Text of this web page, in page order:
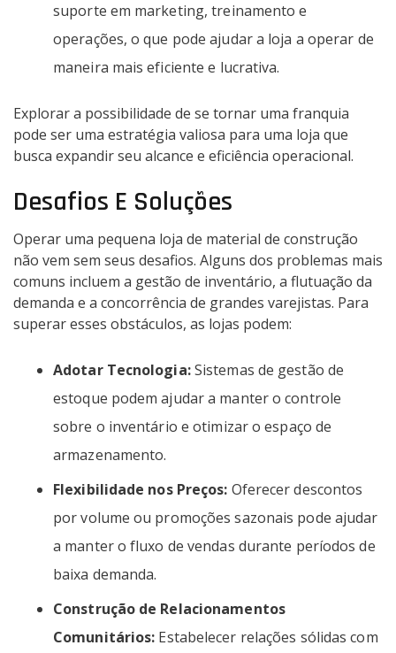
suporte em marketing, treinamento e
operações, o que pode ajudar a loja a operar de
maneira mais eficiente e lucrativa.
Explorar a possibilidade de se tornar uma franquia
pode ser uma estratégia valiosa para uma loja que
busca expandir seu alcance e eficiência operacional.
Desafios E Soluções
Operar uma pequena loja de material de construção
não vem sem seus desafios. Alguns dos problemas mais
comuns incluem a gestão de inventário, a flutuação da
demanda e a concorrência de grandes varejistas. Para
superar esses obstáculos, as lojas podem:
Adotar Tecnologia:Sistemas de gestão de
estoque podem ajudar a manter o controle
sobre o inventário e otimizar o espaço de
armazenamento.
Flexibilidade nos Preços: Oferecer descontos
por volume ou promoções sazonais pode ajudar
a manter o fluxo de vendas durante períodos de
baixa demanda.
Construção de Relacionamentos
Comunitários: Estabelecer relações sólidas com